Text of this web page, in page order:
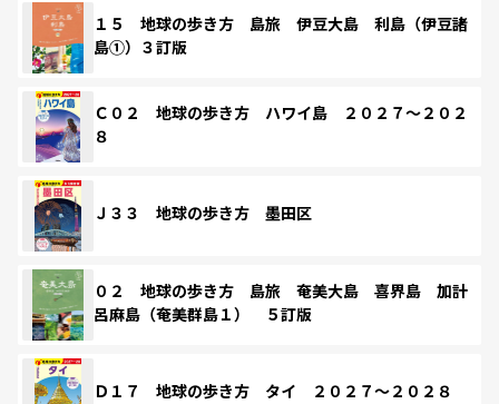
１５ 地球の歩き方 島旅 伊豆大島 利島（伊豆諸
島①）３訂版
Ｃ０２ 地球の歩き方 ハワイ島 ２０２７～２０２
８
Ｊ３３ 地球の歩き方 墨田区
０２ 地球の歩き方 島旅 奄美大島 喜界島 加計
呂麻島（奄美群島１） ５訂版
Ｄ１７ 地球の歩き方 タイ ２０２７～２０２８